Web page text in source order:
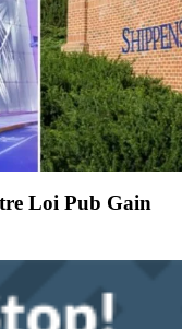
Loi Pub Gain